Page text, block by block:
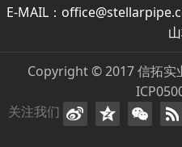
E-MAIL：
Copyright © 2017 信拓实
关注我们